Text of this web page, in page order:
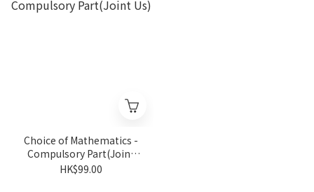
Choice of Mathematics -
Compulsory Part(Joint
Us)
HK$99.00